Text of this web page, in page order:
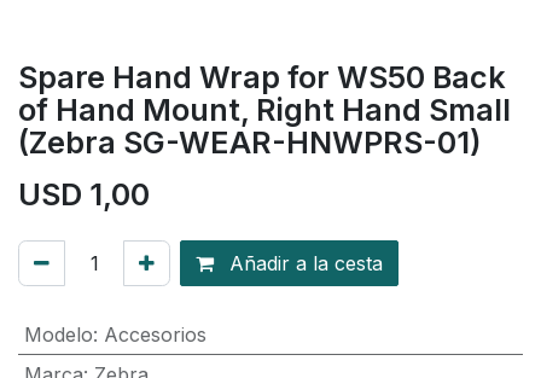
Spare Hand Wrap for WS50 Back
of Hand Mount, Right Hand Small
(Zebra SG-WEAR-HNWPRS-01)
USD 1,00
Añadir a la cesta
Modelo: Accesorios